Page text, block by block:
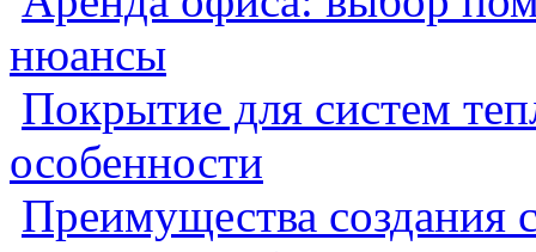
нюансы
Покрытие для систем
особенности
Преимущества создания